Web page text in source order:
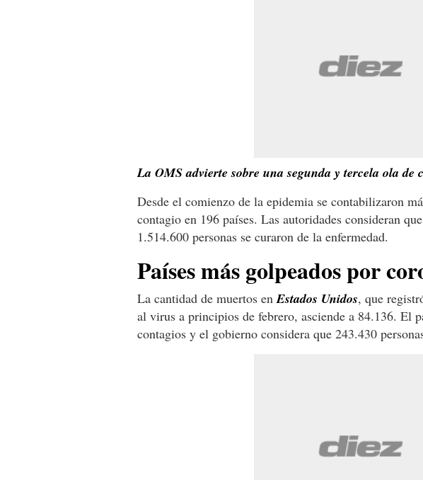
La OMS advierte sobre una segunda y tercela ola de
Desde el comienzo de la epidemia se contabilizaron
contagio en 196 países. Las autoridades consideran
1.514.600 personas se curaron de la enfermedad.
Países más golpeados por
La cantidad de muertos en Estados Unidos, que
al virus a principios de febrero, asciende a 84.136. El
contagios y el gobierno considera que 243.430